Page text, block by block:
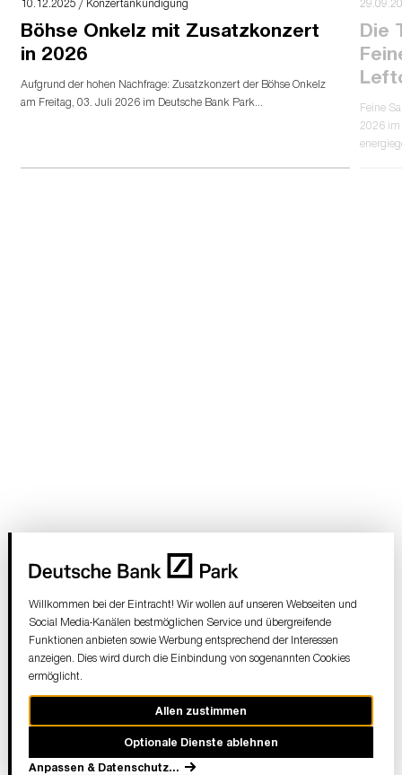
10.12.2025 / Konzertankündigung
Böhse Onkelz mit Zusatzkonzert
in 2026
Aufgrund der hohen Nachfrage: Zusatzkonzert der Böhse Onkelz
am Freitag, 03. Juli 2026 im Deutsche Bank Park...
Die
Feine
2026 im
Willkommen bei der Eintracht! Wir wollen auf unseren Webseiten und
Social Media-Kanälen bestmöglichen Service und übergreifende
Funktionen anbieten sowie Werbung entsprechend der Interessen
anzeigen. Dies wird durch die Einbindung von sogenannten Cookies
ermöglicht.
Allen zustimmen
Optionale Dienste ablehnen
Anpassen & Datenschutz...